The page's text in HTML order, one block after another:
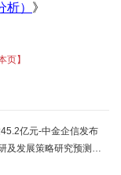
） 》
页】
亿元-中金企信发布
究预测报告-中金企信发布